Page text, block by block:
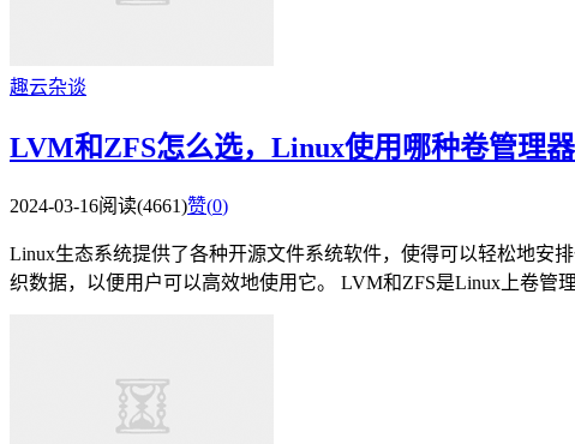
趣云杂谈
LVM和ZFS怎么选，Linux使用哪种卷管理器
2024-03-16阅读(4661)赞(0)
Linux生态系统提供了各种开源文件系统软件，使得可以轻松地安
织数据，以便用户可以高效地使用它。 LVM和ZFS是Linux上卷管